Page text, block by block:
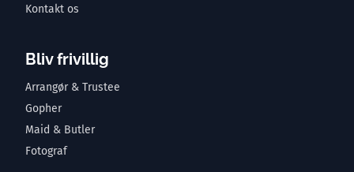
Kontakt os
Bliv frivillig
Arrangør & Trustee
Gopher
Maid & Butler
Fotograf